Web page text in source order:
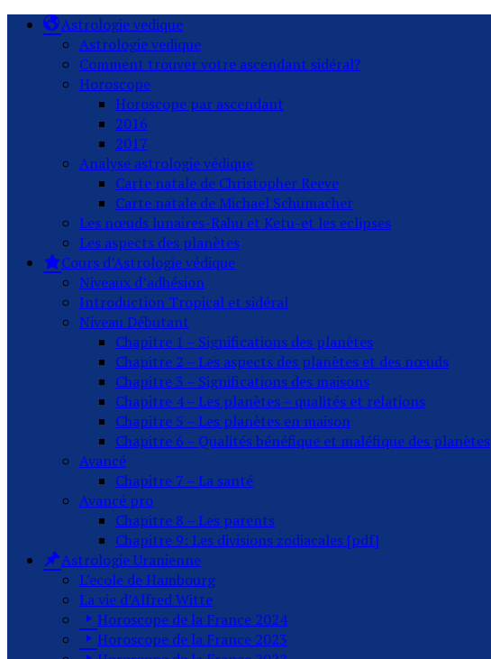
Astrologie vedique
Astrologie vedique
Comment trouver votre ascendant sidéral?
Horoscope
Horoscope par ascendant
2016
2017
Analyse astrologie védique
Carte natale de Christopher Reeve
Carte natale de Michael Schumacher
Les nœuds lunaires-Rahu et Ketu-et les eclipses
Les aspects des planètes
Cours d’Astrologie védique
Niveaux d’adhésion
Introduction Tropical et sidéral
Niveau Débutant
Chapitre 1 – Significations des planètes
Chapitre 2 – Les aspects des planètes et des nœuds
Chapitre 3 – Significations des maisons
Chapitre 4 – Les planètes – qualités et relations
Chapitre 5 – Les planètes en maison
Chapitre 6 – Qualités bénéfique et maléfique des planètes
Avancé
Chapitre 7 – La santé
Avancé pro
Chapitre 8 – Les parents
Chapitre 9: Les divisions zodiacales [pdf]
Astrologie Uranienne
L’ecole de Hambourg
La vie d’Alfred Witte
Horoscope de la France 2024
Horoscope de la France 2023